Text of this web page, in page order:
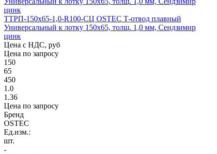
ТТРП-150х65-1,0-R100-СЦ OSTEC Т-отвод плавный
Универсальный к лотку 150х65, толщ. 1,0 мм, Сендзимир
цинк
Цена с НДС, руб
Цена по запросу
150
65
450
1.0
1.36
Цена по запросу
Бренд
OSTEC
Ед.изм.:
шт.
-